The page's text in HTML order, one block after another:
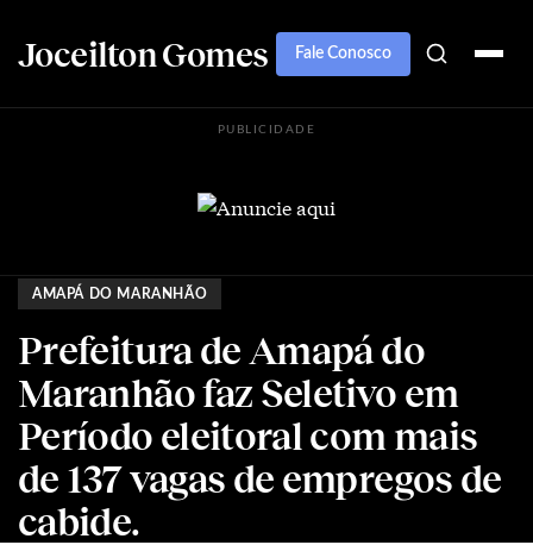
Joceilton Gomes Fale Conosco
PUBLICIDADE
AMAPÁ DO MARANHÃO
Prefeitura de Amapá do
Maranhão faz Seletivo em
Período eleitoral com mais
de 137 vagas de empregos de
cabide.